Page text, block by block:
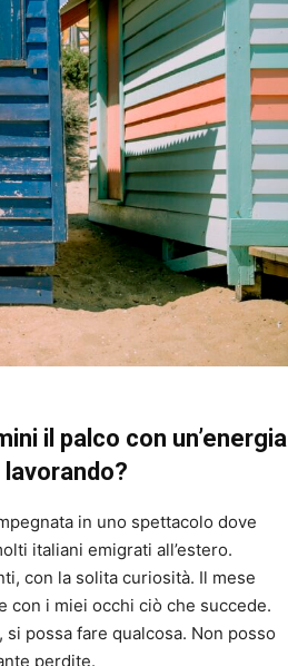
il palco con un’energia
in uno spettacolo dove
italiani emigrati all’estero.
con la solita curiosità. Il mese
con i miei occhi ciò che succede.
possa fare qualcosa. Non posso
perdite.